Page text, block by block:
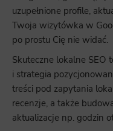
uzupełnione profile,
Twoja wizytówka w
po prostu Cię nie widać.
Skuteczne lokalne SEO
i strategia
treści pod zapytania
recenzje, a także
aktualizacje np. godzin